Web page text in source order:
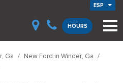
ESP
HOURS
Ga / New Ford in Winder, Ga /